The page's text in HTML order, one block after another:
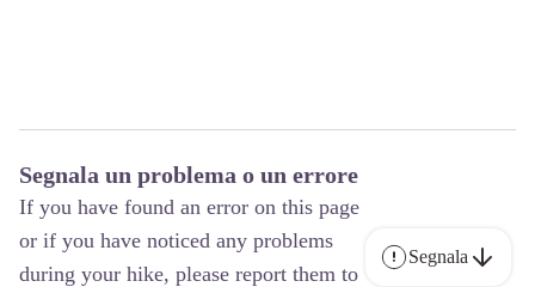
Segnala un problema o un errore
If you have found an error on this page
or if you have noticed any problems
during your hike, please report them to
Segnala